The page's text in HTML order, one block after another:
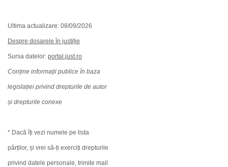
Ultima actualizare: 08/09/2026
Despre dosarele în justiție
Sursa datelor: portal.just.ro
Conține informații publice în baza
legislației privind drepturile de autor
și drepturile conexe
* Dacă îți vezi numele pe lista
părților, și vrei să-ți exerciți drepturile
privind datele personale, trimite mail